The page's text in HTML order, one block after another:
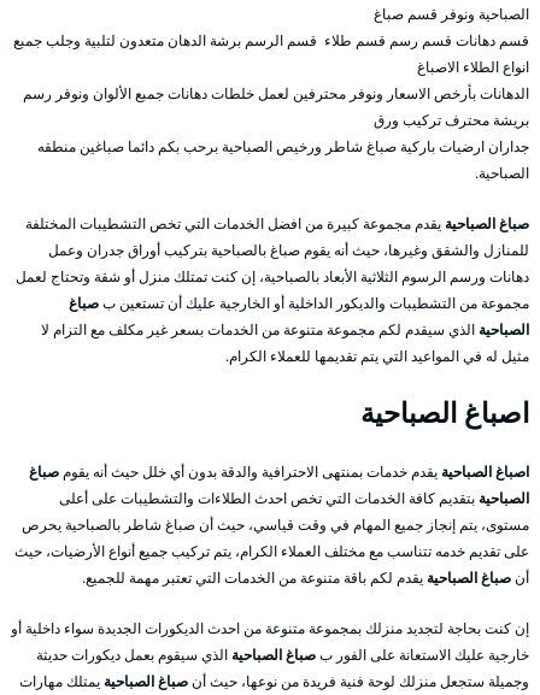
الصباحية ونوفر قسم صباغ
قسم دهانات قسم رسم قسم طلاء قسم الرسم برشة الدهان متعدون لتلبية وجلب جمبع
انواع الطلاء الاصباغ
الدهانات بأرخص الاسعار ونوفر محترفين لعمل خلطات دهانات جمبع الألوان ونوفر رسم
بريشة محترف تركيب ورق
جداران ارضيات باركية صباغ شاطر ورخيص الصباحية برحب بكم دائما صباغين منطقه
الصباحية.
صباغ الصباحية يقدم مجموعة كبيرة من افضل الخدمات التي تخص التشطيبات المختلفة
للمنازل والشقق وغيرها، حيث أنه يقوم صباغ بالصباحية بتركيب أوراق جدران وعمل
دهانات ورسم الرسوم الثلاثية الأبعاد بالصباحية، إن كنت تمتلك منزل أو شقة وتحتاج لعمل
مجموعة من التشطيبات والديكور الداخلية أو الخارجية عليك أن تستعين بصباغ
الصباحية الذي سيقدم لكم مجموعة متنوعة من الخدمات بسعر غير مكلف مع التزام لا
مثيل له في المواعيد التي يتم تقديمها للعملاء الكرام.
اصباغ الصباحية
اصباغ الصباحية يقدم خدمات بمنتهى الاحترافية والدقة بدون أي خلل حيث أنه يقوم صباغ
الصباحية بتقديم كافة الخدمات التي تخص احدث الطلاءات والتشطيبات على أعلى
مستوى، يتم إنجاز جميع المهام في وقت قياسي، حيث أن صباغ شاطر بالصباحية يحرص
على تقديم خدمه تتناسب مع مختلف العملاء الكرام، يتم تركيب جميع أنواع الأرضيات، حيث
أنصباغ الصباحية يقدم لكم باقة متنوعة من الخدمات التي تعتبر مهمة للجميع.
إن كنت بحاجة لتجديد منزلك بمجموعة متنوعة من احدث الديكورات الجديدة سواء داخلية أو
خارجية عليك الاستعانة على الفور بصباغ الصباحية الذي سيقوم بعمل ديكورات حديثة
وجميلة ستجعل منزلك لوحة فنية فريدة من نوعها، حيث أنصباغ الصباحية يمتلك مهارات